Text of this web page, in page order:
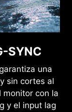
SYNC
una
sin cortes al
monitor con la
y el input lag
CON
de
mucho
y mostrar
jugar
visual.